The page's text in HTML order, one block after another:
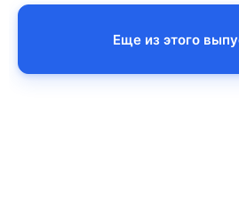
Еще из этого